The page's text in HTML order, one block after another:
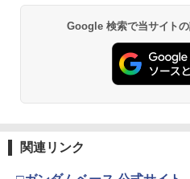
Google 検索で当サイト
関連リンク